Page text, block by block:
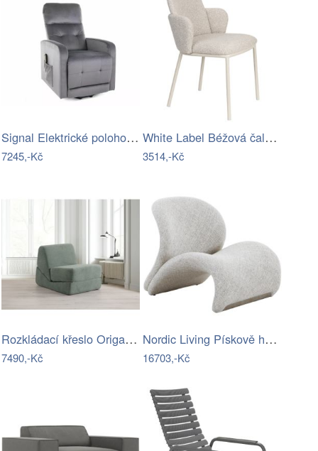
Signal Elektrické polohovací křeslo…
7245,-Kč
White Label Béžová čalouněná jídelní…
3514,-Kč
Rozkládací křeslo Origami Convertable -…
7490,-Kč
Nordic Living Pískově hnědé čalouněné…
16703,-Kč